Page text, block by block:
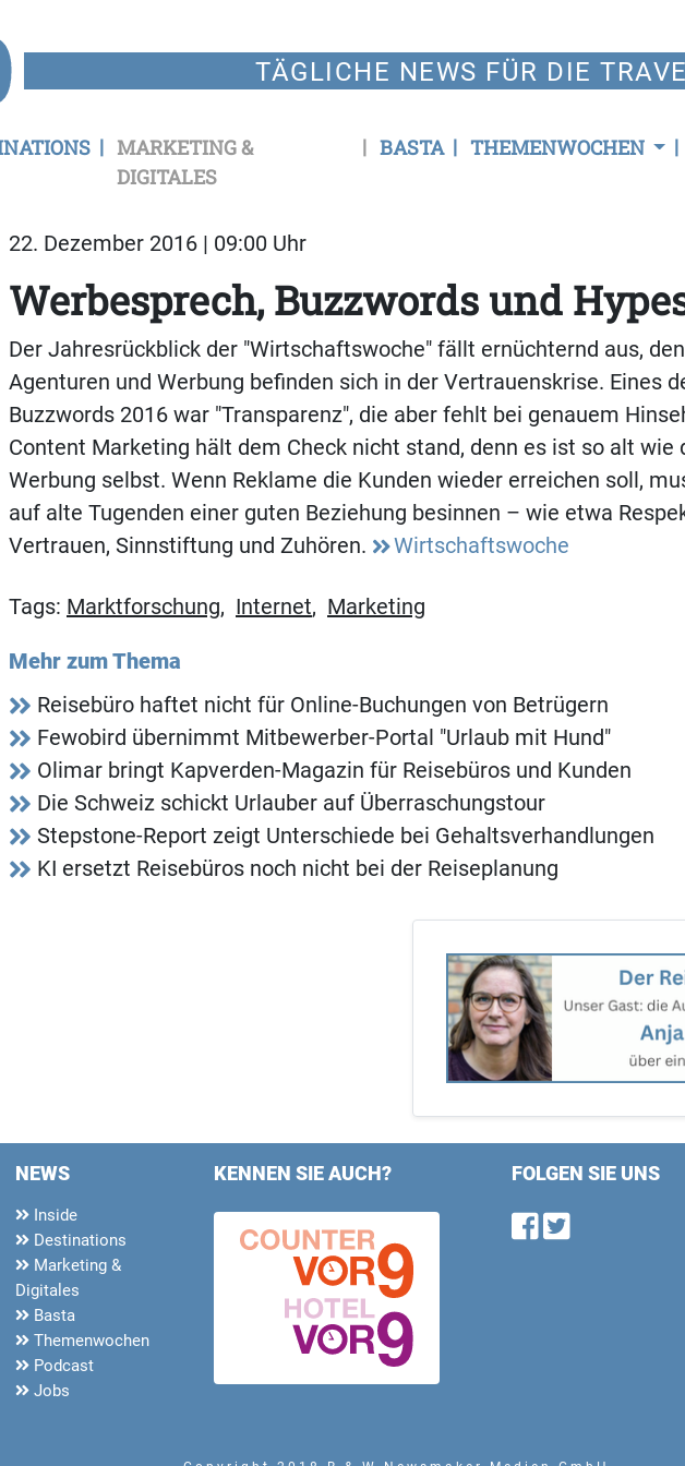
TÄGLICHE NEWS FÜR DIE
MARKETING &
DIGITALES
BASTA THEMENWOCHEN
22. Dezember 2016 | 09:00 Uhr
Werbesprech, Buzzwords und
Der Jahresrückblick der "Wirtschaftswoche" fällt ernüchternd aus,
Agenturen und Werbung befinden sich in der Vertrauenskrise. Eines
Buzzwords 2016 war "Transparenz", die aber fehlt bei genauem
Content Marketing hält dem Check nicht stand, denn es ist so alt wie
Werbung selbst. Wenn Reklame die Kunden wieder erreichen soll,
auf alte Tugenden einer guten Beziehung besinnen – wie etwa
Vertrauen, Sinnstiftung und Zuhören.
Wirtschaftswoche
Tags: Marktforschung, Internet, Marketing
Mehr zum Thema
Reisebüro haftet nicht für Online-Buchungen von Betrügern
Fewobird übernimmt Mitbewerber-Portal "Urlaub mit Hund"
Olimar bringt Kapverden-Magazin für Reisebüros und Kunden
Die Schweiz schickt Urlauber auf Überraschungstour
Stepstone-Report zeigt Unterschiede bei Gehaltsverhandlungen
KI ersetzt Reisebüros noch nicht bei der Reiseplanung
NEWS
Inside
Destinations
Marketing &
Digitales
Basta
Themenwochen
Podcast
Jobs
KENNEN SIE AUCH? FOLGEN SIE UNS
Find us
Follow